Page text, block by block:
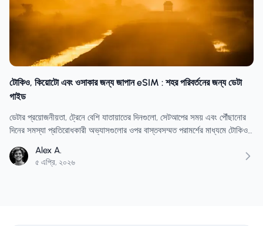
টোকিও, কিয়োটো এবং ওসাকার জন্য জাপান eSIM : শহর পরিবর্তনের জন্য ডেটা
গাইড
ডেটার প্রয়োজনীয়তা, ট্রেনে বেশি যাতায়াতের দিনগুলো, সেটআপের সময় এবং পৌঁছানোর
দিনের সমস্যা প্রতিরোধকারী অভ্যাসগুলোর ওপর বাস্তবসম্মত পরামর্শের মাধ্যমে টোকিও,
Alex A.
৫ এপ্রি, ২০২৬